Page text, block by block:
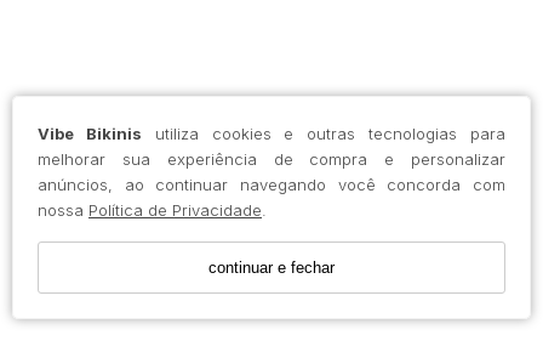
Vibe Bikinis utiliza cookies e outras tecnologias para
melhorar sua experiência de compra e personalizar
anúncios, ao continuar navegando você concorda com
nossa Política de Privacidade
continuar e fechar